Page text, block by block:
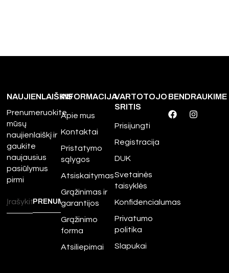
NAUJIENLAIŠKIS
Prenumeruokite
mūsų
naujienlaiškį ir
gaukite
naujausius
pasiūlymus
pirmi
INFORMACIJA
Apie mus
Kontaktai
Pristatymo
sąlygos
Atsiskaitymas
Grąžinimas ir
garantijos
Grąžinimo
forma
Atsiliepimai
VARTOTOJO
SRITIS
Prisijungti
Registracija
DUK
Svetainės
taisyklės
Konfidencialumas
Privatumo
politika
Slapukai
BENDRAUKIME